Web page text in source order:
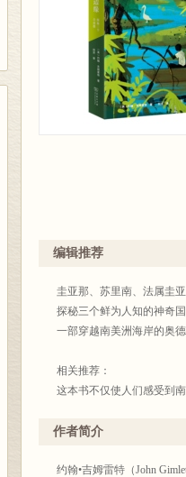
编辑推荐
圭亚那、苏里南、法属圭
探秘三个鲜为人知的神奇
一部穿越南美洲海岸的奥
相关推荐：
这本书不仅使人们感受到
——《观察家报》
地区的历史……这本书以一
作者简介
约翰•吉姆雷特（John